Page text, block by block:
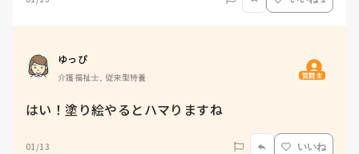
ゆっぴ
介護福祉士, 従来型特養 質問主
はい！塗り絵やるとハマりますね
01/13 いいね